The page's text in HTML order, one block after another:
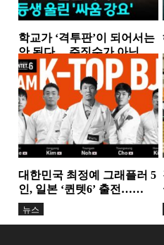
학교가 ‘격투판’이 되어서는
안 된다… 주짓수가 아닌 폭
력을 배우는 아이들
뉴스
대한민국 최정예 그래플러 5
인, 일본 ‘퀸텟6’ 출전…
TEAM K-TOP BJJ, 서바이
벌...
뉴스